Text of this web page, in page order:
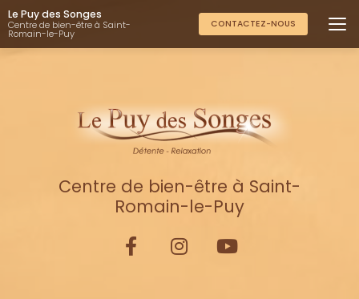
Aller
au
contenu
principal
Le Puy des Songes
Centre de bien-être à Saint-
Romain-le-Puy
CONTACTEZ-NOUS
Centre de bien-être à Saint-
Romain-le-Puy